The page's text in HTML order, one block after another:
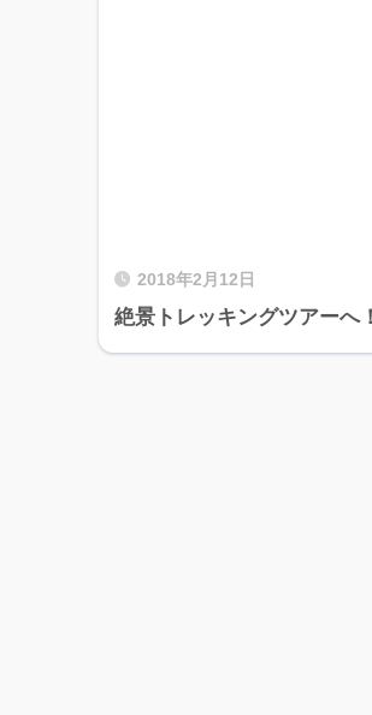
2018年2月12日
絶景トレッキングツアーへ！